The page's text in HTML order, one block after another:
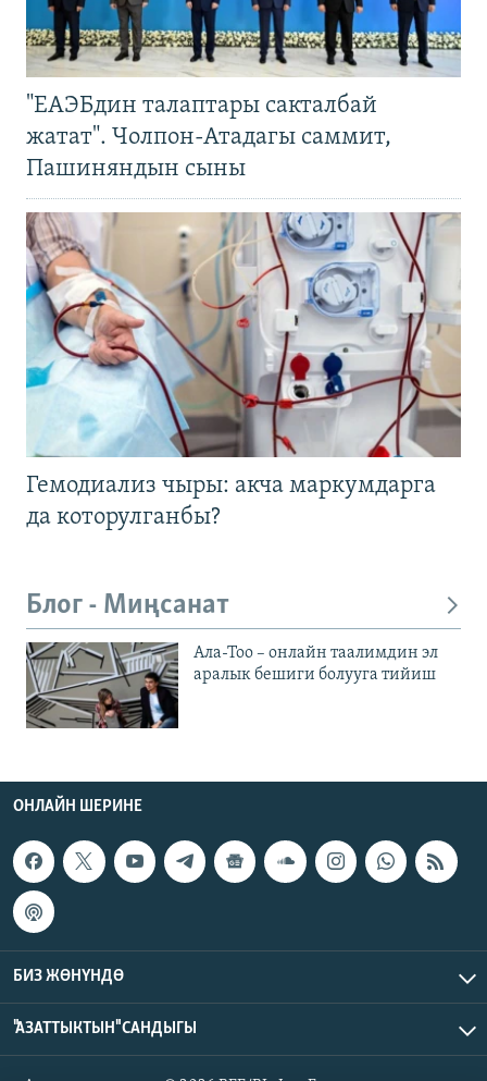
"ЕАЭБдин талаптары сакталбай
жатат". Чолпон-Атадагы саммит,
Пашиняндын сыны
Гемодиализ чыры: акча маркумдарга
да которулганбы?
Блог - Миңсанат
Ала-Тоо – онлайн таалимдин эл
аралык бешиги болууга тийиш
ОНЛАЙН ШЕРИНЕ
БИЗ ЖӨНҮНДӨ
"АЗАТТЫКТЫН" САНДЫГЫ